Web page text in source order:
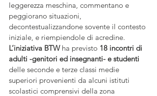
leggerezza meschina, commentano e
peggiorano situazioni,
decontestualizzandone sovente il contesto
iniziale, e riempiendole di acredine.
L’iniziativa BTW ha previsto 18 incontri di
adulti -genitori ed insegnanti- e studenti
delle seconde e terze classi medie
superiori provenienti da alcuni istituti
scolastici comprensivi della zona